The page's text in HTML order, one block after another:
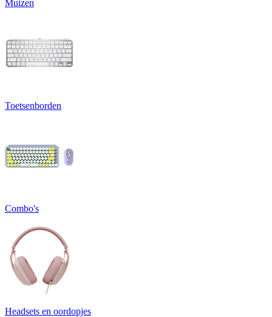
Muizen
Toetsenborden
Combo's
Headsets en oordopjes